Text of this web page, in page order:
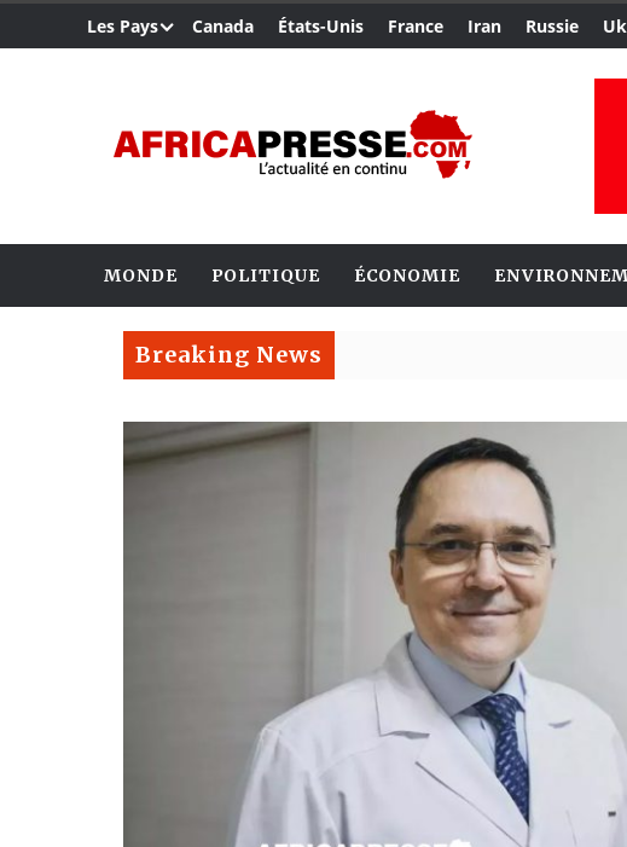
Les Pays Canada États-Unis France Iran Russie
MONDE POLITIQUE ÉCONOMIE
Breaking News